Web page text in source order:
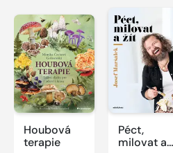
Houbová
terapie
Péct,
milovat a